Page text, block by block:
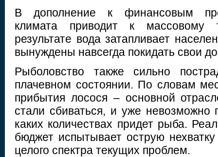
В дополнение к финансовым
климата приводит к массовому
результате вода затапливает
вынуждены навсегда покидать свои
Рыболовство также сильно
плачевном состоянии. По словам
прибытия лосося – основной
стали сбиваться, и уже невозможно
каких количествах придет рыба.
бюджет испытывает острую
целого спектра текущих проблем.